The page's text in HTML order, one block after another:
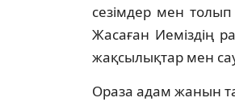
сезiмдер мен толып
Жасаған Иемiздiң
жақсылықтар мен
Ораза адам жанын